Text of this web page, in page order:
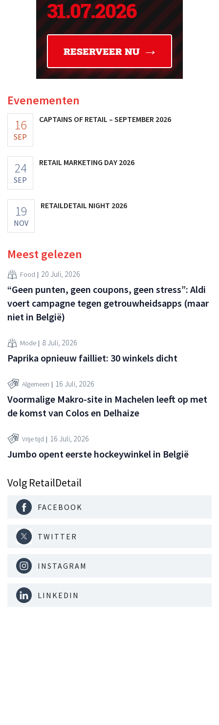
Evenementen
16
SEP
CAPTAINS OF RETAIL – SEPTEMBER 2026
24
SEP
RETAIL MARKETING DAY 2026
19
NOV
RETAILDETAIL NIGHT 2026
Meest gelezen
Food 20 Juli, 2026
“Geen punten, geen coupons, geen stress”: Aldi
voert campagne tegen getrouwheidsapps (maar
niet in België)
Mode 8 Juli, 2026
Paprika opnieuw failliet: 30 winkels dicht
Algemeen 16 Juli, 2026
Voormalige Makro-site in Machelen leeft op met
de komst van Colos en Delhaize
Vrije tijd 16 Juli, 2026
Jumbo opent eerste hockeywinkel in België
Volg RetailDetail
FACEBOOK
TWITTER
INSTAGRAM
LINKEDIN